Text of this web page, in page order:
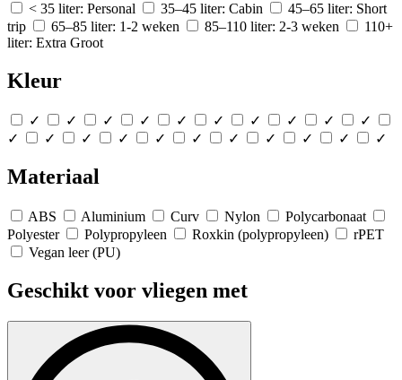
< 35 liter: Personal 35–45 liter: Cabin
45–65 liter: Short
trip
65–85 liter: 1-2 weken 85–110 liter: 2-3 weken
110+
liter: Extra Groot
Kleur
✓ ✓ ✓ ✓ ✓ ✓ ✓ ✓ ✓
✓
✓
✓ ✓ ✓ ✓ ✓ ✓ ✓ ✓ ✓ ✓
Materiaal
ABS Aluminium Curv Nylon
Polycarbonaat
Polyester
Polypropyleen Roxkin (polypropyleen)
rPET
Vegan leer (PU)
Geschikt voor vliegen met